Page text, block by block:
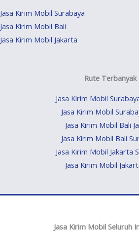
Jasa Kirim Mobil Surabaya
Jasa Kirim Mobil Bali
Jasa Kirim Mobil Jakarta
Rute Terbanyak
Jasa Kirim Mobil
Jasa Kirim Mobil
Jasa Kirim Mobil Bali
Jasa Kirim Mobil Bali
Jasa Kirim Mobil Jakarta
Jasa Kirim Mobil
Jasa Kirim Mobil Seluruh